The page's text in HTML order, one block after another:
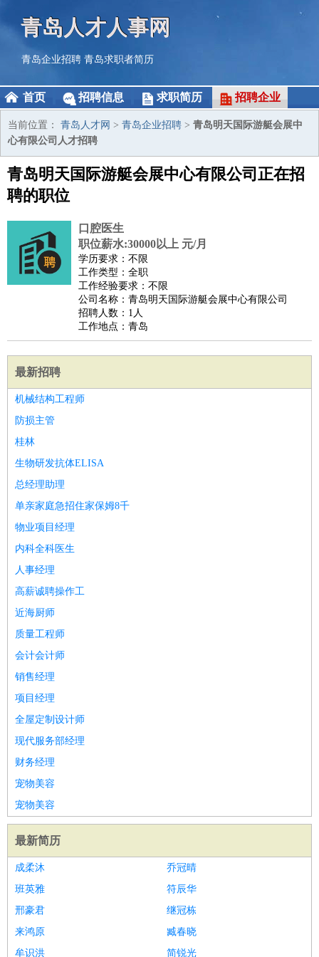
青岛人才人事网
青岛企业招聘 青岛求职者简历
首页 招聘信息 求职简历 招聘企业
当前位置： 青岛人才网 > 青岛企业招聘 > 青岛明天国际游艇会展中
心有限公司人才招聘
青岛明天国际游艇会展中心有限公司正在招
聘的职位
口腔医生
职位薪水:30000以上 元/月
学历要求：不限
工作类型：全职
工作经验要求：不限
公司名称：青岛明天国际游艇会展中心有限公司
招聘人数：1人
工作地点：青岛
最新招聘
机械结构工程师
防损主管
桂林
生物研发抗体ELISA
总经理助理
单亲家庭急招住家保姆8千
物业项目经理
内科全科医生
人事经理
高薪诚聘操作工
近海厨师
质量工程师
会计会计师
销售经理
项目经理
全屋定制设计师
现代服务部经理
财务经理
宠物美容
宠物美容
最新简历
成柔沐
乔冠晴
班英雅
符辰华
邢豪君
继冠栋
来鸿原
臧春晓
牟识洪
简锐光